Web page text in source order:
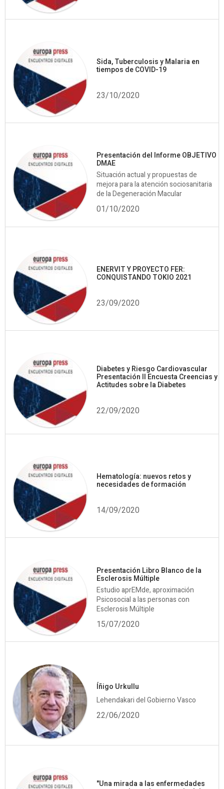
Sida, Tuberculosis y Malaria en
tiempos de COVID-19
23/10/2020
Presentación del Informe OBJETIVO
DMAE
Situación actual y propuestas de
mejora para la atención sociosanitaria
de la Degeneración Macular
01/10/2020
ENERVIT Y PROYECTO FER:
CONQUISTANDO TOKIO 2021
23/09/2020
Diabetes y Riesgo Cardiovascular
Presentación II Encuesta Creencias y
Actitudes sobre la Diabetes
22/09/2020
Hematología: nuevos retos y
necesidades de formación
14/09/2020
Presentación Libro Blanco de la
Esclerosis Múltiple
Estudio aprEMde, aproximación
Psicosocial a las personas con
Esclerosis Múltiple
15/07/2020
Íñigo Urkullu
Lehendakari del Gobierno Vasco
22/06/2020
"Una mirada a las enfermedades